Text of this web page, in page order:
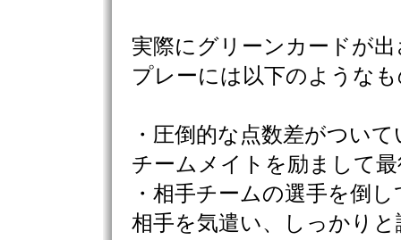
実際にグリーンカードが
プレーには以下のような
・圧倒的な点数差がつい
チームメイトを励まして
・相手チームの選手を倒
相手を気遣い、しっかり